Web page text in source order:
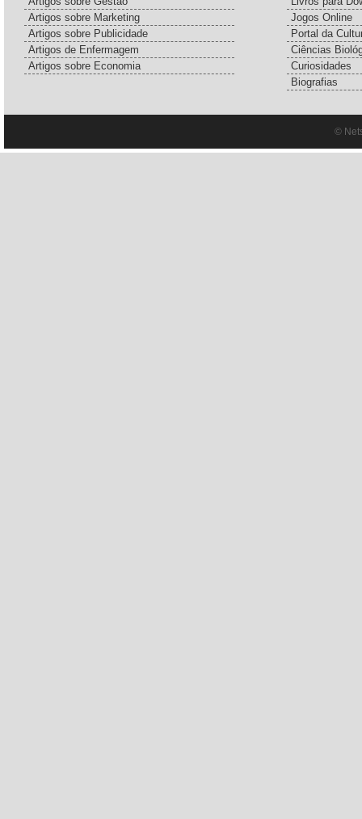
Artigos sobre Marketing
Artigos sobre Publicidade
Artigos de Enfermagem
Artigos sobre Economia
Jogos Online
Portal da
Ciências
Curiosidades
Biografias
©